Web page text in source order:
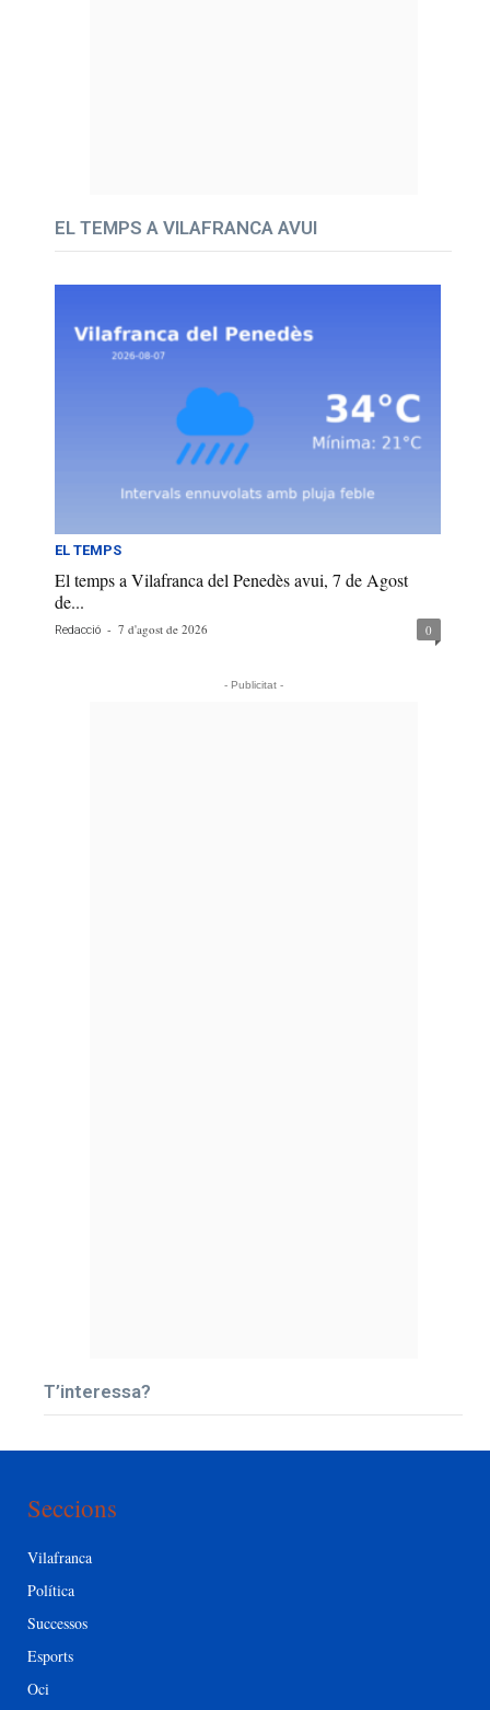
EL TEMPS A VILAFRANCA AVUI
EL TEMPS
El temps a Vilafranca del Penedès avui, 7 de Agost
de...
Redacció - 7 d'agost de 2026 0
- Publicitat -
T’interessa?
Seccions
Vilafranca
Política
Successos
Esports
Oci